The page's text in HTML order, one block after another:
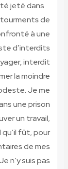
jeté dans
de
à une
d’interdits :
interdit
la moindre
Je me
une prison
un travail,
qu’il fût, pour
de mes
n’y suis pas